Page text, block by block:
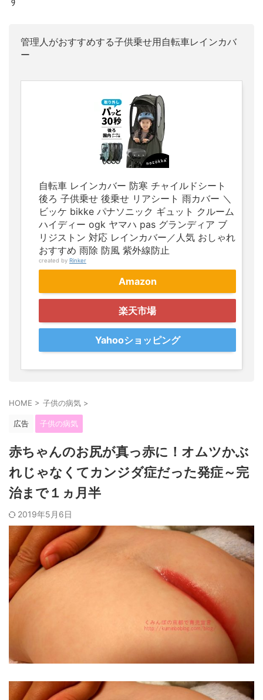
管理人がおすすめする子供乗せ用自転車レインカバ
ー
自転車 レインカバー 防寒 チャイルドシート
後ろ 子供乗せ 後乗せ リアシート 雨カバー ＼
ビッケ bikke パナソニック ギュット クルーム
ハイディー ogk ヤマハ pas グランディア ブ
リジストン 対応 レインカバー／人気 おしゃれ
おすすめ 雨除 防風 紫外線防止
created by Rinker
Amazon
楽天市場
Yahooショッピング
HOME > 子供の病気 >
広告 子供の病気
赤ちゃんのお尻が真っ赤に！オムツかぶ
れじゃなくてカンジダ症だった発症～完
治まで１ヵ月半
2019年5月6日